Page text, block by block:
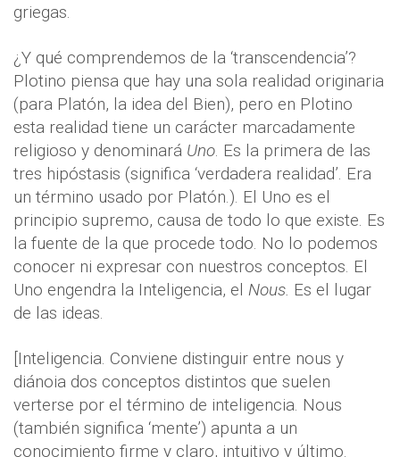
griegas.
¿Y qué comprendemos de la ‘transcendencia’?
Plotino piensa que hay una sola realidad originaria
(para Platón, la idea del Bien), pero en Plotino
esta realidad tiene un carácter marcadamente
religioso y denominará Uno. Es la primera de las
tres hipóstasis (significa ‘verdadera realidad’. Era
un término usado por Platón.). El Uno es el
principio supremo, causa de todo lo que existe. Es
la fuente de la que procede todo. No lo podemos
conocer ni expresar con nuestros conceptos. El
Uno engendra la Inteligencia, el Nous. Es el lugar
de las ideas.
[Inteligencia. Conviene distinguir entre nous y
diánoia dos conceptos distintos que suelen
verterse por el término de inteligencia. Nous
(también significa ‘mente’) apunta a un
conocimiento firme y claro, intuitivo y último.